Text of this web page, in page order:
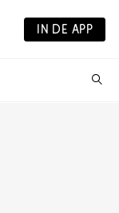
IN DE APP